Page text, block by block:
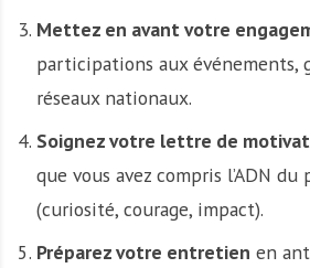
Mettez en avant votre
participations aux événements,
réseaux nationaux.
Soignez votre lettre de
que vous avez compris l’ADN du
(curiosité, courage, impact).
Préparez votre entretien en